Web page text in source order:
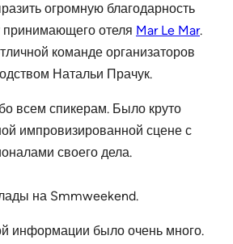
огромную благодарность
принимающего отеля Mar Le Mar.
команде организаторов
Натальи Прачук.
всем спикерам. Было круто
импровизированной сцене с
своего дела.
на Smmweekend.
информации было очень много.